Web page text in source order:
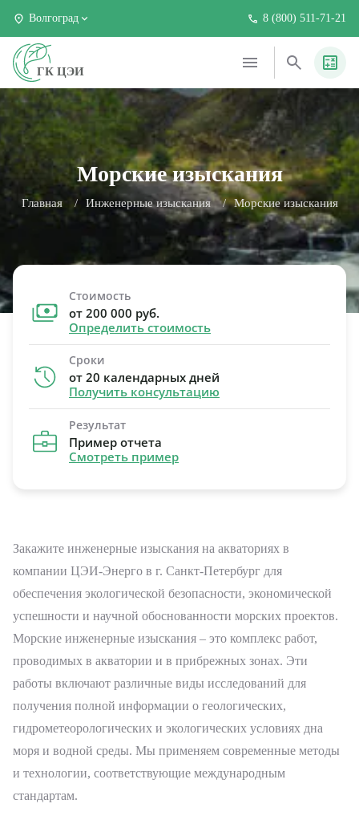
Волгоград 8 (800) 511-71-21
ГК ЦЭИ
Морские изыскания
Главная Инженерные изыскания Морские изыскания
Стоимость
от 200 000 руб.
Определить стоимость
Сроки
от 20 календарных дней
Получить консультацию
Результат
Пример отчета
Смотреть пример
Закажите инженерные изыскания на акваториях в
компании ЦЭИ-Энерго в г. Санкт-Петербург для
обеспечения экологической безопасности, экономической
успешности и научной обоснованности морских проектов.
Морские инженерные изыскания – это комплекс работ,
проводимых в акватории и в прибрежных зонах. Эти
работы включают различные виды исследований для
получения полной информации о геологических,
гидрометеорологических и экологических условиях дна
моря и водной среды. Мы применяем современные методы
и технологии, соответствующие международным
стандартам.